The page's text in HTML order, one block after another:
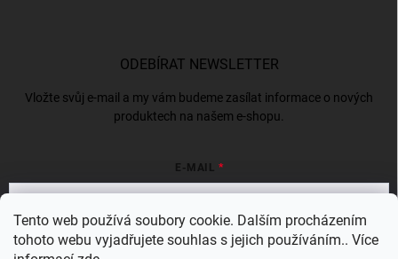
Tento web používá soubory cookie. Dalším procházením
tohoto webu vyjadřujete souhlas s jejich používáním.. Více
ODEBÍRAT NEWSLETTER
Vložte svůj e-mail a my vám budeme zasílat informace o nových
produktech na našem e-shopu.
E-MAIL
Vložením e-mailu souhlasíte s